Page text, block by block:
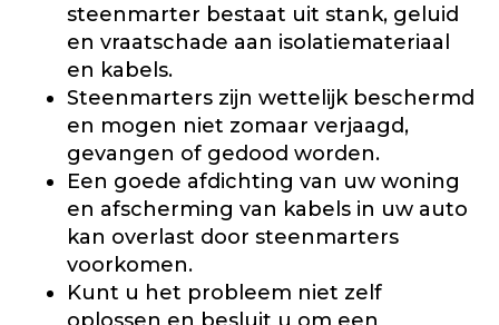
steenmarter bestaat uit stank, geluid
en vraatschade aan isolatiemateriaal
en kabels.
Steenmarters zijn wettelijk beschermd
en mogen niet zomaar verjaagd,
gevangen of gedood worden.
Een goede afdichting van uw woning
en afscherming van kabels in uw auto
kan overlast door steenmarters
voorkomen.
Kunt u het probleem niet zelf